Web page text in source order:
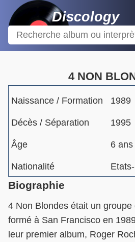
Discology
4 NON
Naissance / Formation 1989
Décès / Séparation 1995
Âge 6
Nationalité
Biographie
4 Non Blondes était un
formé à San Francisco en
leur premier album, Roger